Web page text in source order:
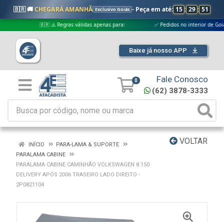
🇧🇷 🚚CHEGARÁ AMANHÃ Exclusivo Goiás - Peça em até: 15 : 29 : 51
🇧🇷 ⚠️ Regras válidas apenas para: ✅ Pedidos no interior de Goiás
Baixe já nosso APP
0 Fale Conosco
(62) 3878-3333
VOLTAR
INÍCIO
PARA-LAMA & SUPORTE
PARALAMA CABINE
PARALAMA CABINE CAMINHÃO VOLKSWAGEN 8.150
DELIVERY APÓS 2006 TRASEIRO LADO DIREITO -
2P0821104